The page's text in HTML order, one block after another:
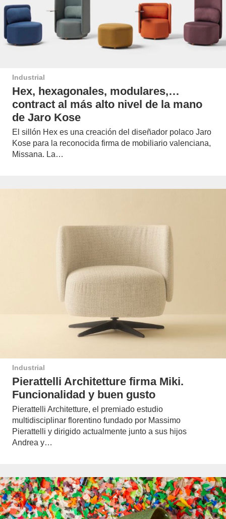
Industrial
Hex, hexagonales, modulares,…
contract al más alto nivel de la mano
de Jaro Kose
El sillón Hex es una creación del diseñador polaco Jaro
Kose para la reconocida firma de mobiliario valenciana,
Missana. La…
Industrial
Pierattelli Architetture firma Miki.
Funcionalidad y buen gusto
Pierattelli Architetture, el premiado estudio
multidisciplinar florentino fundado por Massimo
Pierattelli y dirigido actualmente junto a sus hijos
Andrea y…